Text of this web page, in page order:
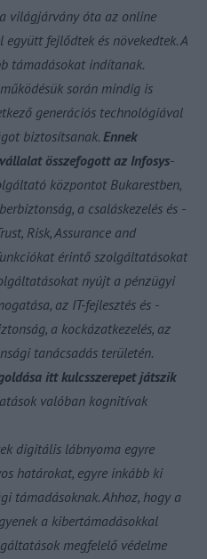
világjárvány óta az online
együtt fejlődtek és növekedtek. A
támadásokat indítanak.
során mindig is
generációs technológiával
biztosítsanak. Ennek
összefogott az Infosys-
központot Bukarestben,
a csaláskezelés és -
Risk, Assurance and
érintő szolgáltatásokat
nyújt a pénzügyi
az IT-fejlesztés és -
a kockázatkezelés, az
tanácsadás területén.
itt kulcsszerepet játszik
valóban kognitívak
digitális lábnyoma egyre
határokat, egyre inkább ki
támadásoknak. Ahhoz, hogy a
a kibertámadásokkal
megfelelő védelme